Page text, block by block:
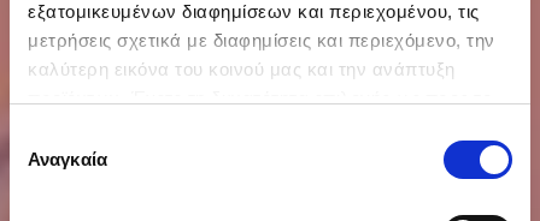
εξατομικευμένων διαφημίσεων και περιεχομένου, τις
μετρήσεις σχετικά με διαφημίσεις και περιεχόμενο, την
καλύτερη εικόνα του κοινού μας και την ανάπτυξη
σκοπούς.
συγκατάθεσης
Αναγκαία